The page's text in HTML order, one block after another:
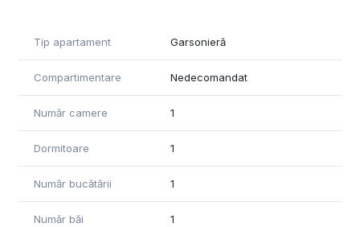
Moldovan. Zona este, de asemenea, liniștită, aerisită și
inclusiv prin mijloacele de transport în comun.
Pentru informații suplimentare și vizionari vă stăm cu drag la
dispoziție!
"Informatiile din anunt au fost furnizate in prealabil de catre
proprietar. Agentia nu isi asuma responsabilitatea pentru
eventualele modificari in ceea ce priveste pretul sau
Tip apartament Garsonieră
Compartimentare Nedecomandat
Număr camere 1
Dormitoare 1
Număr bucătării 1
Număr băi 1